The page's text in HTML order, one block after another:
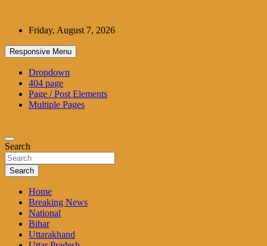
contentFriday, August 7, 2026
Responsive Menu
Dropdown
404 page
Page / Post Elements
Multiple Pages
Search
Search
Home
Breaking News
National
Bihar
Uttarakhand